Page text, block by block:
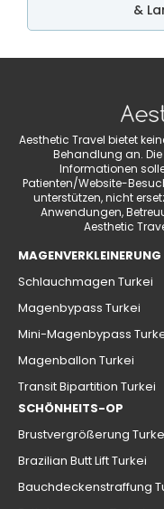
&
Aesthetic Travel bietet
Behandlung an.
Informationen
Patienten/Website-
unterstützen, nicht
Anwendungen,
Aesthetic
MAGENVERKLEINERUNG
Schlauchmagen Turkei
Magenbypass Turkei
Mini-Magenbypass
Magenballon Turkei
Transit Bipartition Turkei
SCHÖNHEITS-OP
Brustvergrößerung
Brazilian Butt Lift Turkei
Bauchdeckenstraffung